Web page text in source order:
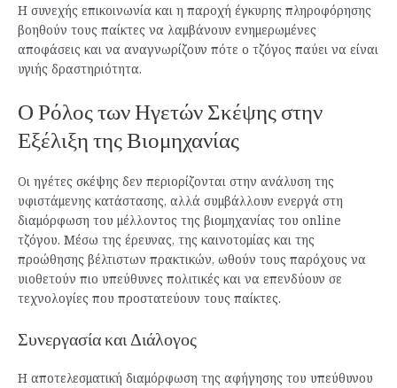
Η συνεχής επικοινωνία και η παροχή έγκυρης πληροφόρησης
βοηθούν τους παίκτες να λαμβάνουν ενημερωμένες
αποφάσεις και να αναγνωρίζουν πότε ο τζόγος παύει να είναι
υγιής δραστηριότητα.
Ο Ρόλος των Ηγετών Σκέψης στην
Εξέλιξη της Βιομηχανίας
Οι ηγέτες σκέψης δεν περιορίζονται στην ανάλυση της
υφιστάμενης κατάστασης, αλλά συμβάλλουν ενεργά στη
διαμόρφωση του μέλλοντος της βιομηχανίας του online
τζόγου. Μέσω της έρευνας, της καινοτομίας και της
προώθησης βέλτιστων πρακτικών, ωθούν τους παρόχους να
υιοθετούν πιο υπεύθυνες πολιτικές και να επενδύουν σε
τεχνολογίες που προστατεύουν τους παίκτες.
Συνεργασία και Διάλογος
Η αποτελεσματική διαμόρφωση της αφήγησης του υπεύθυνου